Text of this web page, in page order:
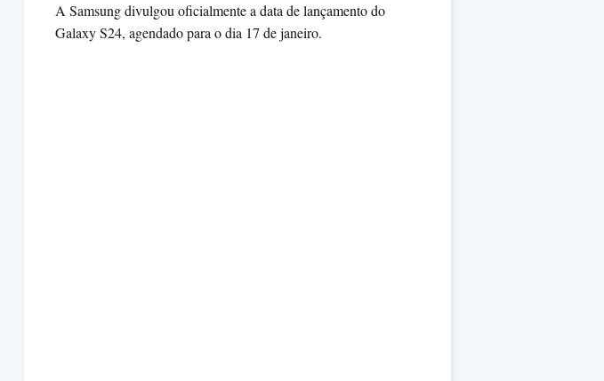
A Samsung divulgou oficialmente a data de lançamento do
Galaxy S24, agendado para o dia 17 de janeiro.